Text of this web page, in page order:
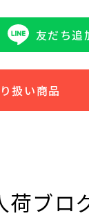
友だち追
扱い商品
荷ブロ